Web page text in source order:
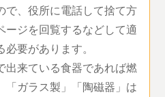
で、役所に電話して捨て方
ージを回覧するなどして適
必要があります。
出来ている食器であれば燃
「ガラス製」「陶磁器」は